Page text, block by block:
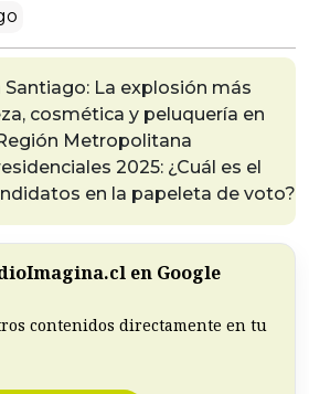
Santiago: La explosión más
cosmética y peluquería en
Metropolitana
2025: ¿Cuál es el
en la papeleta de voto?
en Google
contenidos directamente en tu